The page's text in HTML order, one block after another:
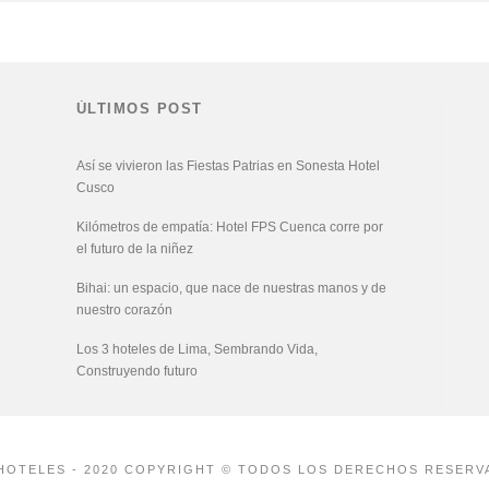
ÚLTIMOS POST
Así se vivieron las Fiestas Patrias en Sonesta Hotel
Cusco
Kilómetros de empatía: Hotel FPS Cuenca corre por
el futuro de la niñez
Bihai: un espacio, que nace de nuestras manos y de
nuestro corazón
Los 3 hoteles de Lima, Sembrando Vida,
Construyendo futuro
- 2020 COPYRIGHT © TODOS LOS DERECHOS